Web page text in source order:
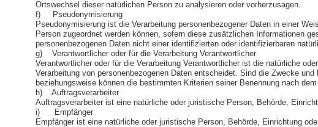
Ortswechsel dieser natürlichen Person zu analysieren oder vorherzusagen.
f) Pseudonymisierung
Pseudonymisierung ist die Verarbeitung personenbezogener Daten in einer
Person zugeordnet werden können, sofern diese zusätzlichen Informationen
personenbezogenen Daten nicht einer identifizierten oder identifizierbaren
g) Verantwortlicher oder für die Verarbeitung Verantwortlicher
Verantwortlicher oder für die Verarbeitung Verantwortlicher ist die natürliche
Verarbeitung von personenbezogenen Daten entscheidet. Sind die Zwecke
beziehungsweise können die bestimmten Kriterien seiner Benennung nach
h) Auftragsverarbeiter
Auftragsverarbeiter ist eine natürliche oder juristische Person, Behörde,
i) Empfänger
Empfänger ist eine natürliche oder juristische Person, Behörde, Einrichtung